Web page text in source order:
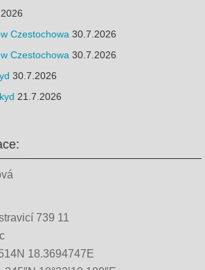
Czestochowa 30.7.2026
Czestochowa 30.7.2026
30.7.2026
21.7.2026
739 11
18.3694747E